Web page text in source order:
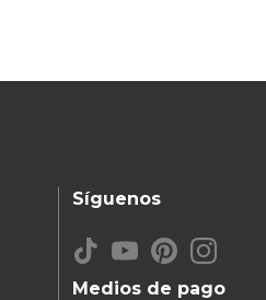
Medios de pago
Síguenos